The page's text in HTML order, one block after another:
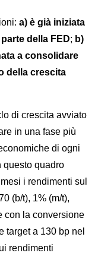
a) è già iniziata
della FED; b)
a consolidare
della crescita
di crescita avviato
in una fase più
di ogni
questo quadro
i rendimenti sul
(b/t), 1% (m/t),
con la conversione
target a 130 bp nel
rendimenti